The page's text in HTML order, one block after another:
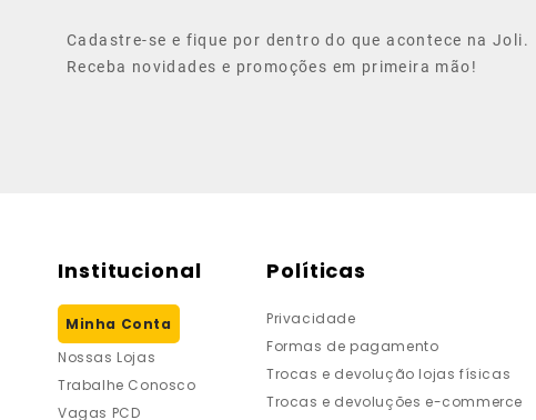
Cadastre-se e fique por dentro do que acontece na Joli.
Receba novidades e promoções em primeira mão!
Institucional
Minha Conta
Nossas Lojas
Trabalhe Conosco
Vagas PCD
Políticas
Privacidade
Formas de pagamento
Trocas e devolução lojas físicas
Trocas e devoluções e-commerce